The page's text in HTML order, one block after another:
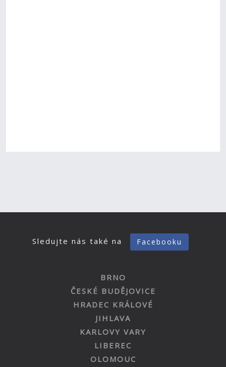
Sledujte nás také na Facebooku
BRNO
ČESKÉ BUDĚJOVICE
HRADEC KRÁLOVÉ
JIHLAVA
KARLOVY VARY
LIBEREC
OLOMOUC